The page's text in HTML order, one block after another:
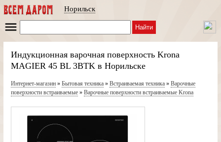
Норильск
Найти
Индукционная варочная поверхность Krona
MAGIER 45 BL 3BTK в Норильске
Интернет-магазин» Бытовая техника» Встраиваемая техника» Варочные
поверхности встраиваемые» Варочные поверхности встраиваемые Krona